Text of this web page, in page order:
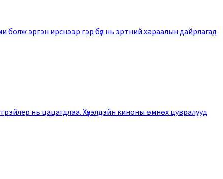
болж эргэн ирснээр гэр бүл нь эртний хараалын дайрлагад
нь цацагдлаа. Хүүхэлдэйн киноны өмнөх цувралууд